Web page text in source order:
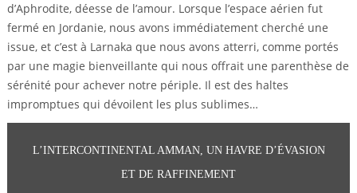
d’Aphrodite, déesse de l’amour. Lorsque l’espace aérien fut
fermé en Jordanie, nous avons immédiatement cherché une
issue, et c’est à Larnaka que nous avons atterri, comme portés
par une magie bienveillante qui nous offrait une parenthèse de
sérénité pour achever notre périple. Il est des haltes
impromptues qui dévoilent les plus sublimes…
L’INTERCONTINENTAL AMMAN, UN HAVRE D’ÉVASION
ET DE RAFFINEMENT